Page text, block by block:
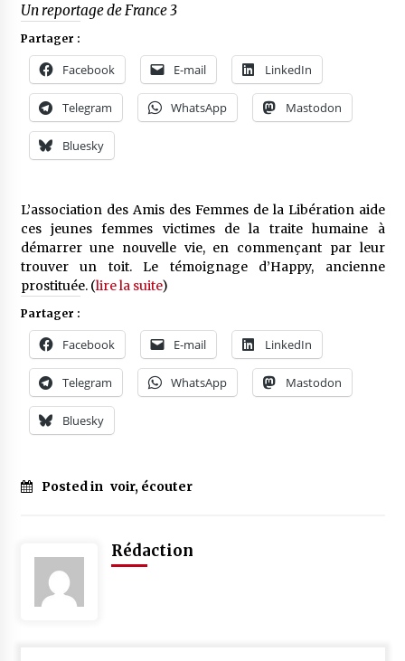
Un reportage de France 3
Partager :
Facebook E-mail LinkedIn
Telegram WhatsApp Mastodon
Bluesky
L’association des Amis des Femmes de la Libération aide
ces jeunes femmes victimes de la traite humaine à
démarrer une nouvelle vie, en commençant par leur
trouver un toit. Le témoignage d’Happy, ancienne
prostituée. (lire la suite)
Partager :
Facebook E-mail LinkedIn
Telegram WhatsApp Mastodon
Bluesky
Posted in voir, écouter
Rédaction